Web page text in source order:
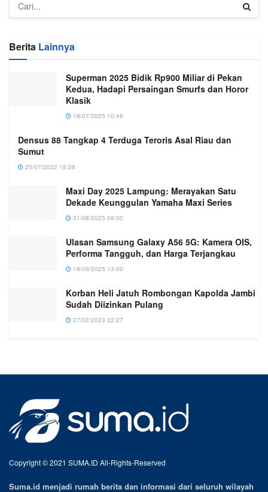
Berita Lainnya
Superman 2025 Bidik Rp900 Miliar di Pekan
Kedua, Hadapi Persaingan Smurfs dan Horor
Klasik
18/07/2025 10:46
Densus 88 Tangkap 4 Terduga Teroris Asal Riau dan
Sumut
25/07/2022 18:08
Maxi Day 2025 Lampung: Merayakan Satu
Dekade Keunggulan Yamaha Maxi Series
31/08/2025 08:00
Ulasan Samsung Galaxy A56 5G: Kamera OIS,
Performa Tangguh, dan Harga Terjangkau
18/09/2025 13:00
Korban Heli Jatuh Rombongan Kapolda Jambi
Sudah Diizinkan Pulang
27/02/2023 22:27
Copyright © 2021 SUMA.ID All-Rights-Reserved
Suma.id menjadi rumah berita dan informasi dari seluruh wilayah